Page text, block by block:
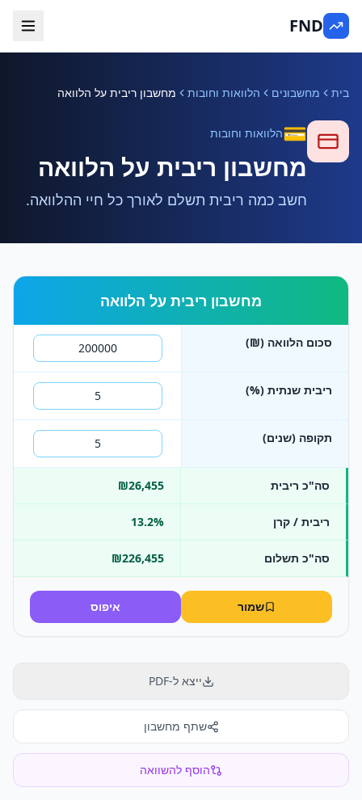
FND
בית מחשבונים הלוואות וחובות מחשבון ריבית על הלוואה
💳הלוואות וחובות
מחשבון ריבית על הלוואה
חשב כמה ריבית תשלם לאורך כל חיי ההלוואה.
מחשבון ריבית על הלוואה
סכום הלוואה (₪)
ריבית שנתית (%)
תקופה (שנים)
סה"כ ריבית ₪26,455
ריבית / קרן 13.2%
סה"כ תשלום ₪226,455
שמור איפוס
ייצא ל-PDF
שתף מחשבון
הוסף להשוואה